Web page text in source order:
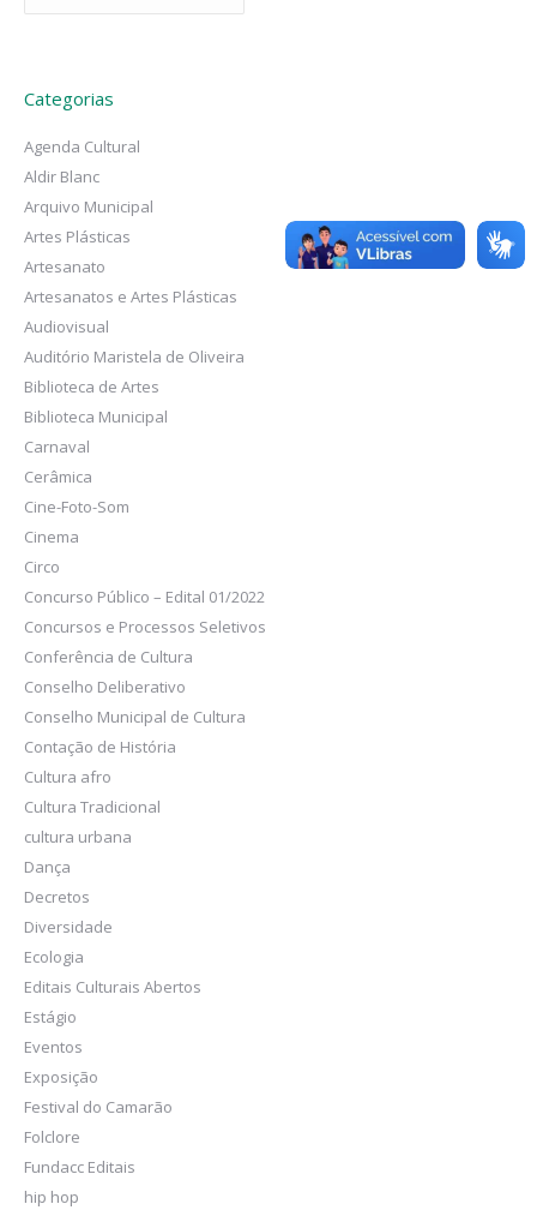
Categorias
Agenda Cultural
Aldir Blanc
Arquivo Municipal
Artes Plásticas
Artesanato
Artesanatos e Artes Plásticas
Audiovisual
Auditório Maristela de Oliveira
Biblioteca de Artes
Biblioteca Municipal
Carnaval
Cerâmica
Cine-Foto-Som
Cinema
Circo
Concurso Público – Edital 01/2022
Concursos e Processos Seletivos
Conferência de Cultura
Conselho Deliberativo
Conselho Municipal de Cultura
Contação de História
Cultura afro
Cultura Tradicional
cultura urbana
Dança
Decretos
Diversidade
Ecologia
Editais Culturais Abertos
Estágio
Eventos
Exposição
Festival do Camarão
Folclore
Fundacc Editais
hip hop